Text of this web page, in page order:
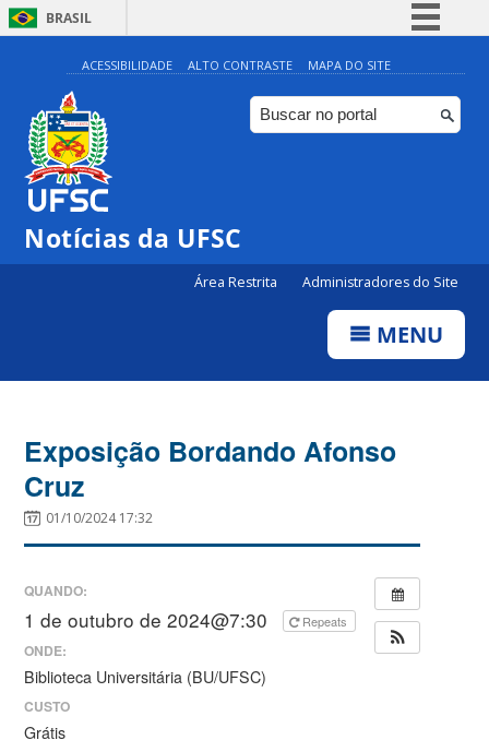
BRASIL
Simplifique!
Comunica BR
Participe
ACESSIBILIDADE ALTO CONTRASTE MAPA DO SITE
Notícias da UFSC
Área Restrita Administradores do Site
MENU
Exposição Bordando Afonso
Cruz
01/10/2024 17:32
QUANDO:
1 de outubro de 2024@7:30 Repeats
ONDE:
Biblioteca Universitária (BU/UFSC)
CUSTO
Grátis